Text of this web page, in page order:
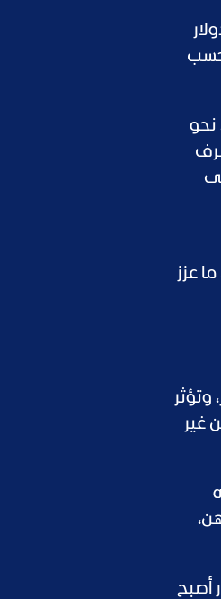
100 ألف ليرة للدولار
مارس، بحسب
نحو
عزز
وتؤثر
"من غير
أصبح